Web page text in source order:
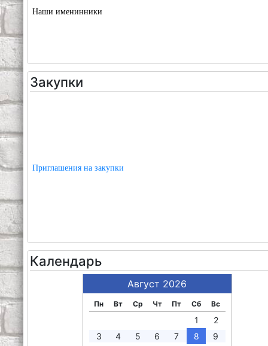
Наши именинники
Закупки
Приглашения на закупки
Календарь
Август 2026
Пн Вт Ср Чт Пт Сб Вс
1
2
3
4 5 6 7 8
9